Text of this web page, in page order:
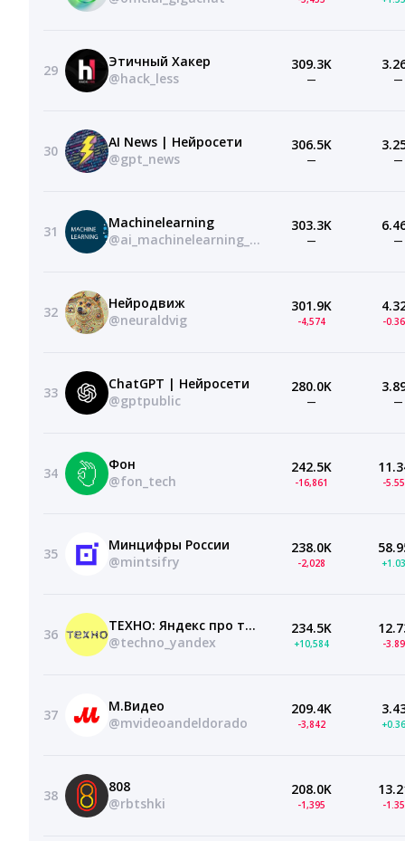
29
Этичный Хакер
@hack_less
309.3K
— —
30
AI News | Нейросети
@gpt_news
306.5K
— —
31
Machinelearning
@ai_machinelearning_big_data
303.3K
— —
32
Нейродвиж
@neuraldvig
301.9K
-4,574 -
33
ChatGPT | Нейросети
@gptpublic
280.0K
— —
34
Фон
@fon_tech
242.5K
-16,861 -
35
Минцифры России
@mintsifry
238.0K
-2,028
36
ТЕХНО: Яндекс про технологии
@techno_yandex
234.5K
+10,584 -
37
М.Видео
@mvideoandeldorado
209.4K
-3,842
38
808
@rbtshki
208.0K
-1,395 -